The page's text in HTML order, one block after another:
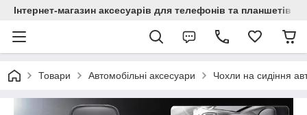
Інтернет-магазин аксесуарів для телефонів та планшетів
Товари Автомобільні аксесуари Чохли на сидіння